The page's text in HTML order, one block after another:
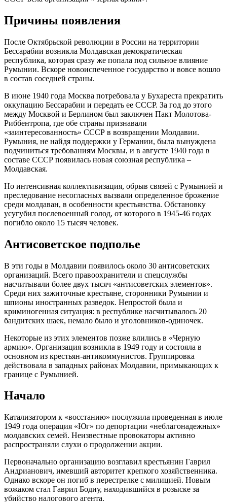
Причины появления
После Октябрьской революции в России на территории
Бессарабии возникла Молдавская демократическая
республика, которая сразу же попала под сильное влияние
Румынии. Вскоре новоиспеченное государство и вовсе вошло
в состав соседней страны.
В июне 1940 года Москва потребовала у Бухареста прекратить
оккупацию Бессарабии и передать ее СССР. За год до этого
между Москвой и Берлином был заключен Пакт Молотова-
Риббентропа, где обе страны признавали
«заинтересованность» СССР в возвращении Молдавии.
Румыния, не найдя поддержки у Германии, была вынуждена
подчиниться требованиям Москвы, и в августе 1940 года в
составе СССР появилась новая союзная республика –
Молдавская.
Но интенсивная коллективизация, обрыв связей с Румынией и
преследование несогласных вызвали определенное брожение
среди молдаван, в особенности крестьянства. Обстановку
усугубил послевоенный голод, от которого в 1945-46 годах
погибло около 15 тысяч человек.
Антисоветское подполье
В эти годы в Молдавии появилось около 30 антисоветских
организаций. Всего правоохранители и спецслужбы
насчитывали более двух тысяч «антисоветских элементов».
Среди них зажиточные крестьяне, сторонники Румынии и
шпионы иностранных разведок. Непростой была и
криминогенная ситуация: в республике насчитывалось 20
бандитских шаек, немало было и уголовников-одиночек.
Некоторые из этих элементов позже влились в «Черную
армию». Организация возникла в 1949 году и состояла в
основном из крестьян-антикоммунистов. Группировка
действовала в западных районах Молдавии, примыкающих к
границе с Румынией.
Начало
Катализатором к «восстанию» послужила проведенная в июле
1949 года операция «Юг» по депортации «неблагонадежных»
молдавских семей. Неизвестные провокаторы активно
распространяли слухи о продолжении акции.
Первоначально организацию возглавил крестьянин Гаврил
Андрианович, имевший авторитет крепкого хозяйственника.
Однако вскоре он погиб в перестрелке с милицией. Новым
вожаком стал Гаврил Бодиу, находившийся в розыске за
убийство налогового агента.